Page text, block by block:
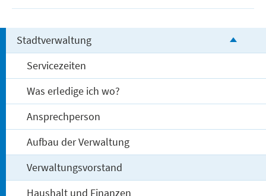
Stadtverwaltung
Servicezeiten
Was erledige ich wo?
Ansprechperson
Aufbau der Verwaltung
Verwaltungsvorstand
Haushalt und Finanzen